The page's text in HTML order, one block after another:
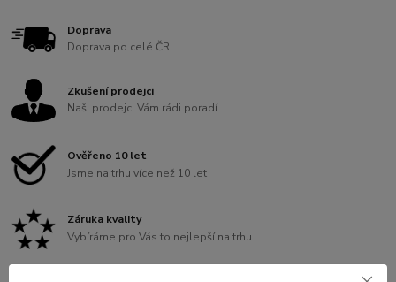
Doprava
Doprava po celé ČR
Zkušení prodejci
Naši prodejci Vám rádi poradí
Ověřeno 10 let
Jsme na trhu více než 10 let
Záruka kvality
Vybíráme pro Vás to nejlepší na trhu